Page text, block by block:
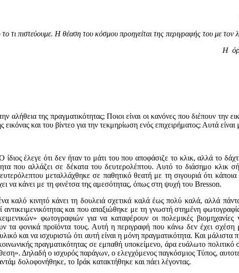
το τι πιστεύουμε. Η θέαση του κόσμου προηγείται της περιγραφής του με τον
Η
αλήθεια της πραγματικότητας; Ποιοι είναι οι κανόνες που διέπουν την
εικόνας και του βίντεο για την τεκμηρίωση ενός επιχειρήματος; Αυτά
έλεγε ότι δεν ήταν το μάτι του που αποφάσιζε το κλικ, αλλά το
που αλλάζει σε δέκατα του δευτερολέπτου. Αυτό το διάσημο κλικ
μεταλλάχθηκε σε παθητικό θεατή με τη σιγουριά ότι
να κάνει με τη φινέτσα της αμεσότητας, όπως στη ψυχή του Bresson.
καλό κινητό κάνει τη δουλειά σχετικά καλά έως πολύ καλά, αλλά
αντικειμενικότητας και που απαξιώθηκε με τη γνωστή στημένη
φωτογραφιών για να καταφέρουν οι πολεμικές
φονικά προϊόντα τους. Αυτή η περιγραφή που κάνω δεν έχει σχέση
να ισχυριστώ ότι αυτή είναι η μόνη πραγματικότητα. Και μάλιστα
πραγματικότητας σε εμπαθή υποκείμενο, άρα ευάλωτο
Δηλαδή ο ισχυρός παράγων, ο ελεγχόμενος παγκόσμιος Τύπος,
δολοφονήθηκε, το Ιράκ κατακτήθηκε και πάει λέγοντας.